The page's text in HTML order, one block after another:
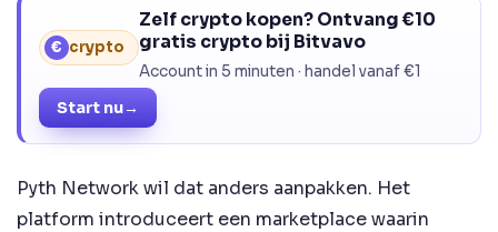
€ crypto
Zelf crypto kopen? Ontvang €10
gratis crypto bij Bitvavo
Account in 5 minuten · handel vanaf €1
Start nu→
Pyth Network wil dat anders aanpakken. Het
platform introduceert een marketplace waarin